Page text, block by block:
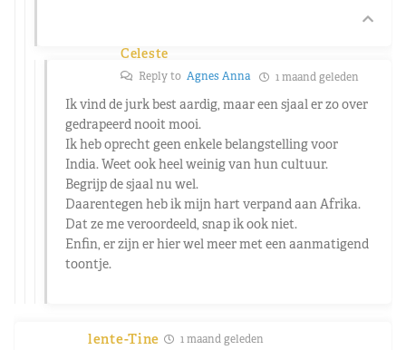
Celeste
Reply to Agnes Anna 1 maand geleden
Ik vind de jurk best aardig, maar een sjaal er zo over
gedrapeerd nooit mooi.
Ik heb oprecht geen enkele belangstelling voor
India. Weet ook heel weinig van hun cultuur.
Begrijp de sjaal nu wel.
Daarentegen heb ik mijn hart verpand aan Afrika.
Dat ze me veroordeeld, snap ik ook niet.
Enfin, er zijn er hier wel meer met een aanmatigend
toontje.
lente-Tine 1 maand geleden